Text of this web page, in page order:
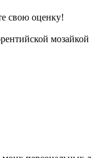
свою оценку!
мозайкой